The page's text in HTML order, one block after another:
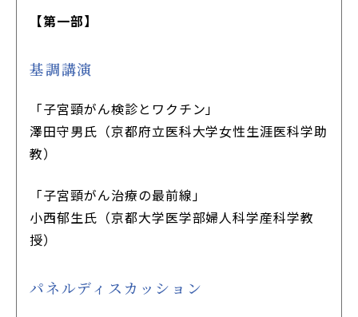
【第一部】
基調講演
「子宮頸がん検診とワクチン」
澤田守男氏（京都府立医科大学女性生涯医科学助
教）
「子宮頸がん治療の最前線」
小西郁生氏（京都大学医学部婦人科学産科学教
授）
パネルディスカッション